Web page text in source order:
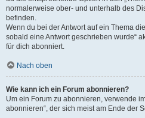
normalerweise ober- und unterhalb des
befinden.
Wenn du bei der Antwort auf ein Thema
sobald eine Antwort geschrieben wurde“
für dich abonniert.
Nach oben
Wie kann ich ein Forum abonnieren?
Um ein Forum zu abonnieren, verwende
abonnieren“, der sich meist am Ende der